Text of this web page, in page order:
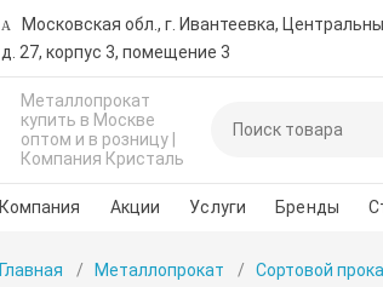
Московская обл., г. Ивантеевка,
д. 27, корпус 3, помещение 3
Металлопрокат
купить в Москве
оптом и в розницу |
Компания Кристаль
Компания Акции Услуги Бренды
Главная Металлопрокат Сортовой